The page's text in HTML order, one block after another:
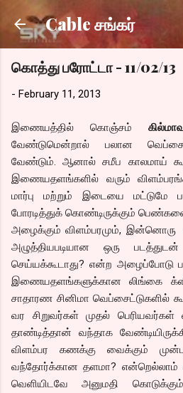
Skip to main
Cable சங்கர்
கொத்து பரோட்டா - 11/02/13
- February 11, 2013
இணையத்தில் கொஞ்சம்
வேண்டுமென்றால் பலான
வேண்டும். ஆனால் சமீப காலமாய்
இணையதளங்களில் வரும்
மார்பு மற்றும் இடையை மட்டுமே
போரடித்துக் கொண்டிருக்கும்
அழைக்கும் விளம்பரமும், இன்னொரு
அழுத்தியபடியான ஒரு
செய்யக்கூடாது? என்ற
இணையதளங்களுக்கான லிங்கை
சாதாரண சினிமா வெப்சைட்டுகளில்
வர சிறுவர்கள் முதல்
தாண்டித்தான் வந்தாக
விளம்பர கணக்கு வைக்கும்
வந்தோர்க்கான தளமா? என்றெல்லாம்
வெளியிடவே அனுமதி